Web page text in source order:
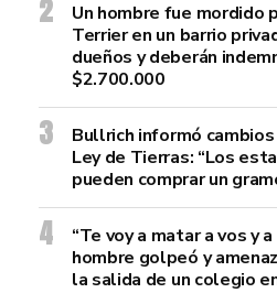
Un hombre fue mordido
Terrier en un barrio
dueños y deberán
$2.700.000
Bullrich informó
Ley de Tierras: “Los
pueden comprar un
“Te voy a matar a vos y
hombre golpeó y
la salida de un colegio